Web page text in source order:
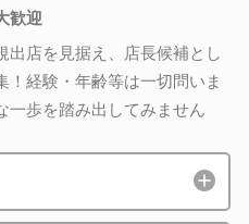
歓迎
出店を見据え、店長候補とし
！経験・年齢等は一切問いま
一歩を踏み出してみません